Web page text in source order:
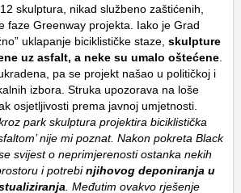
skulptura, nikad službeno zaštićenih,
faze Greenway projekta. Iako je Grad
uklapanje biciklističke staze, skulpture
uz asfalt, a neke su umalo oštećene.
pa se projekt našao u političkoj i
izbora. Struka upozorava na loše
osjetljivosti prema javnoj umjetnosti.
park skulptura projektira biciklistička
nije mi poznat. Nakon pokreta Black
svijest o neprimjerenosti ostanka nekih
i potrebinjihovog deponiranja u
. Međutim ovakvo rješenje